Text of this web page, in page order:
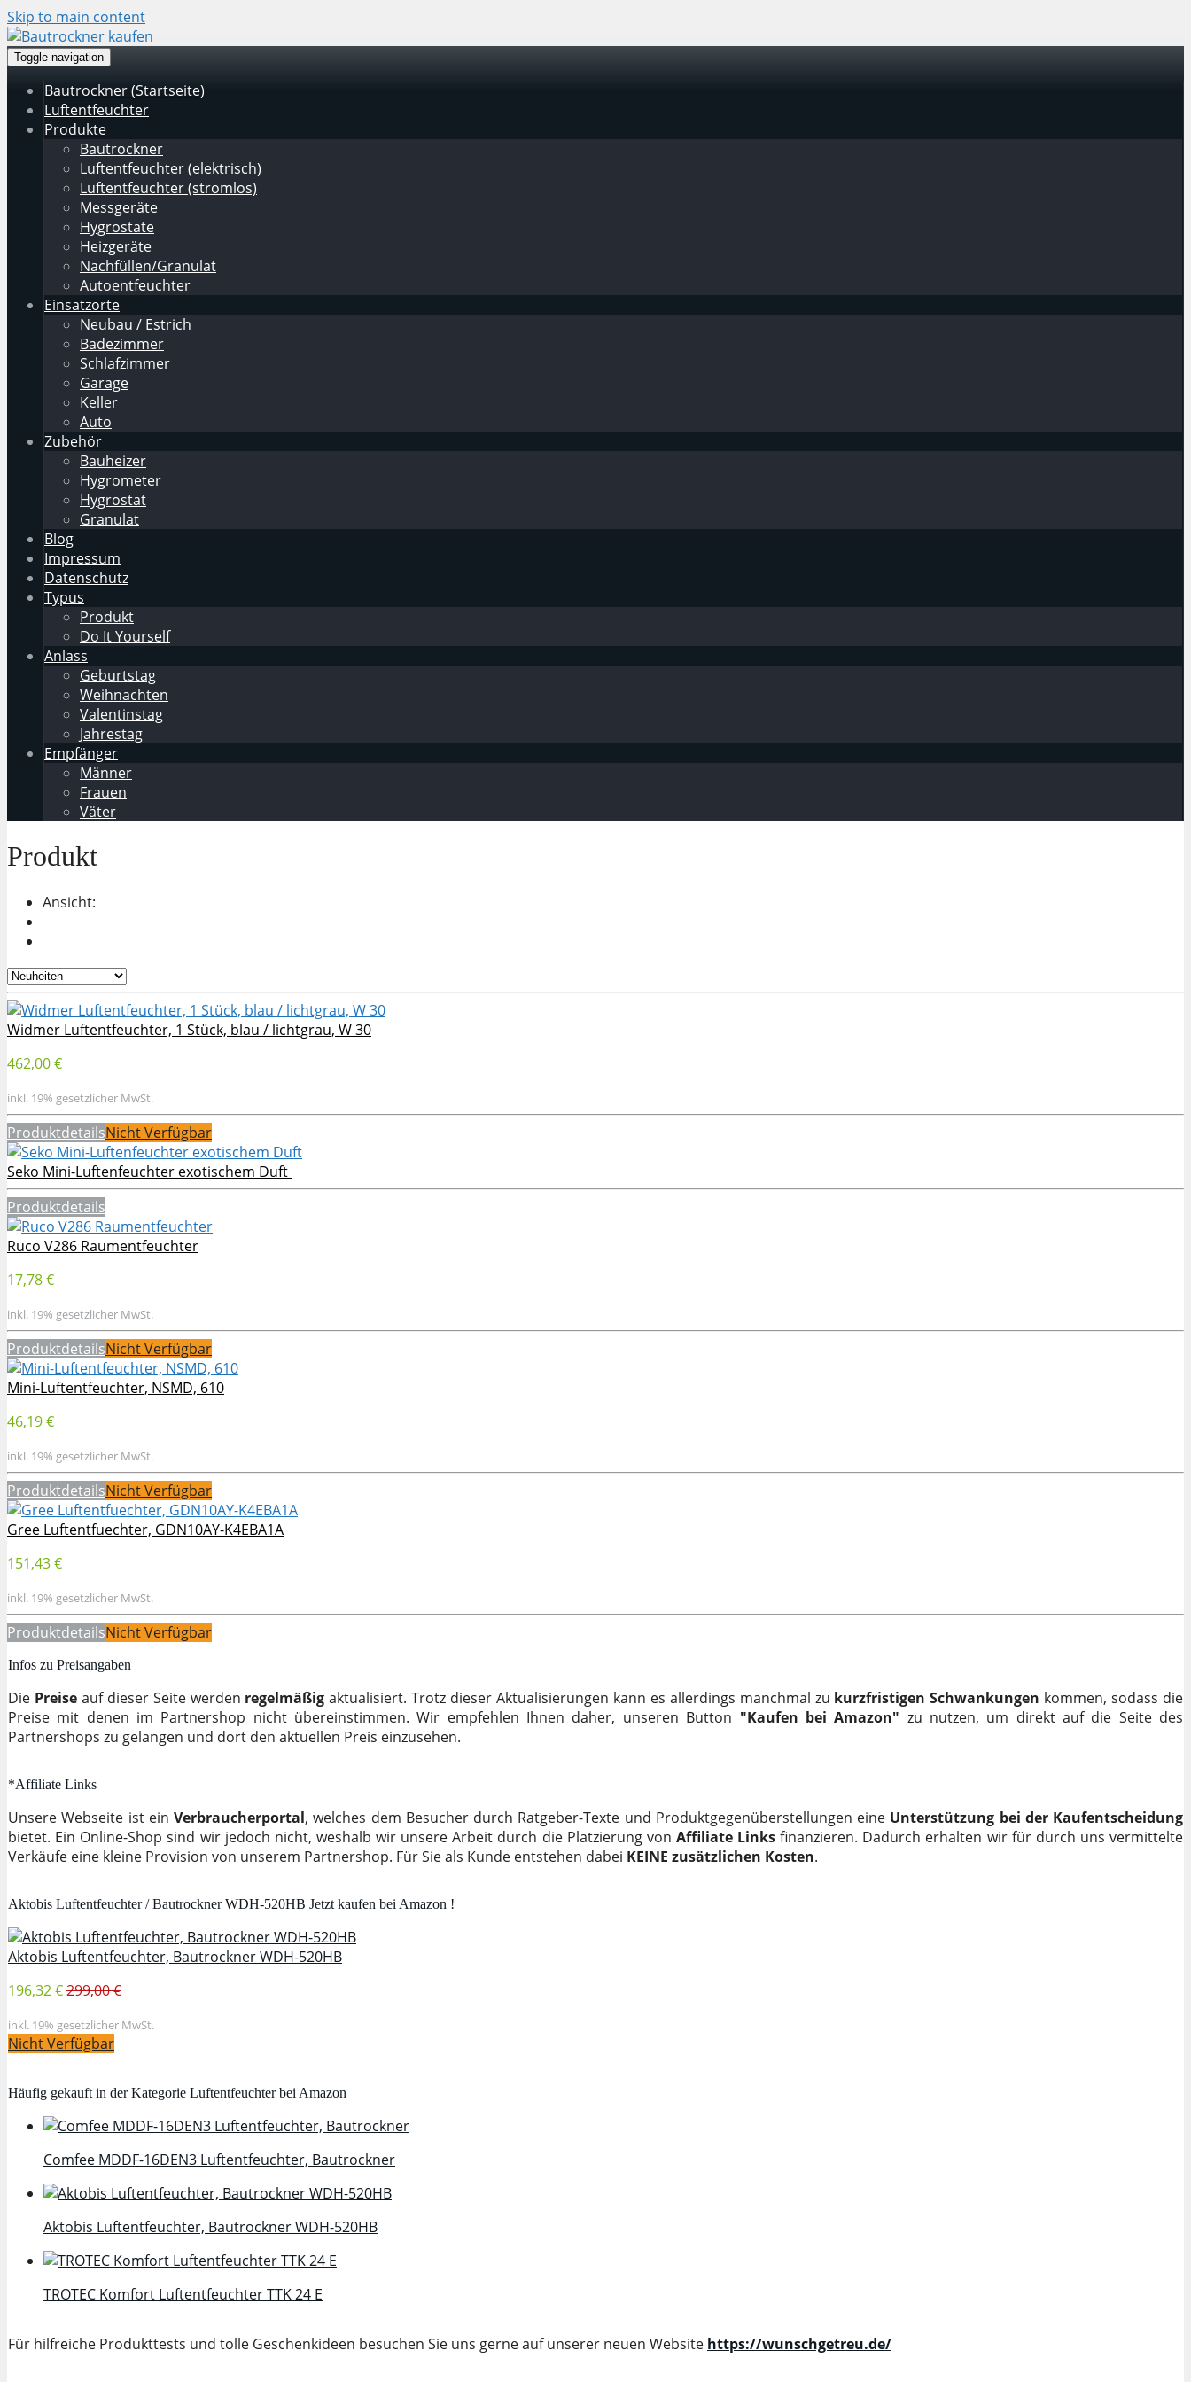
Skip to main content
Toggle navigation
Bautrockner (Startseite)
Luftentfeuchter
Produkte
Bautrockner
Luftentfeuchter (elektrisch)
Luftentfeuchter (stromlos)
Messgeräte
Hygrostate
Heizgeräte
Nachfüllen/Granulat
Autoentfeuchter
Einsatzorte
Neubau / Estrich
Badezimmer
Schlafzimmer
Garage
Keller
Auto
Zubehör
Bauheizer
Hygrometer
Hygrostat
Granulat
Blog
Impressum
Datenschutz
Typus
Produkt
Do It Yourself
Anlass
Geburtstag
Weihnachten
Valentinstag
Jahrestag
Empfänger
Männer
Frauen
Väter
Produkt
Ansicht:
Widmer Luftentfeuchter, 1 Stück, blau / lichtgrau, W 30
462,00 €
inkl. 19% gesetzlicher MwSt.
ProduktdetailsNicht Verfügbar
Seko Mini-Luftenfeuchter exotischem Duft
Produktdetails
Ruco V286 Raumentfeuchter
17,78 €
inkl. 19% gesetzlicher MwSt.
ProduktdetailsNicht Verfügbar
Mini-Luftentfeuchter, NSMD, 610
46,19 €
inkl. 19% gesetzlicher MwSt.
ProduktdetailsNicht Verfügbar
Gree Luftentfuechter, GDN10AY-K4EBA1A
151,43 €
inkl. 19% gesetzlicher MwSt.
ProduktdetailsNicht Verfügbar
Infos zu Preisangaben
Die Preiseauf dieser Seite werden regelmäßig aktualisiert. Trotz dieser Aktualisierungen kann es allerdings manchmal zu kurzfristigen Schwankungen kommen, sodass die
Preise mit denen im Partnershop nicht übereinstimmen. Wir empfehlen Ihnen daher, unseren Button "Kaufen bei Amazon" zu nutzen, um direkt auf die Seite des
Partnershops zu gelangen und dort den aktuellen Preis einzusehen.
*Affiliate Links
Unsere Webseite ist ein Verbraucherportal, welches dem Besucher durch Ratgeber-Texte und Produktgegenüberstellungen eine Unterstützung bei der Kaufentscheidung
bietet. Ein Online-Shop sind wir jedoch nicht, weshalb wir unsere Arbeit durch die Platzierung von Affiliate Links finanzieren. Dadurch erhalten wir für durch uns vermittelte
Verkäufe eine kleine Provision von unserem Partnershop. Für Sie als Kunde entstehen dabei KEINE zusätzlichen Kosten.
Aktobis Luftentfeuchter / Bautrockner WDH-520HB Jetzt kaufen bei Amazon !
Aktobis Luftentfeuchter, Bautrockner WDH-520HB
196,32 €299,00 €
inkl. 19% gesetzlicher MwSt.
Nicht Verfügbar
Häufig gekauft in der Kategorie Luftentfeuchter bei Amazon
Comfee MDDF-16DEN3 Luftentfeuchter, Bautrockner
Aktobis Luftentfeuchter, Bautrockner WDH-520HB
TROTEC Komfort Luftentfeuchter TTK 24 E
Für hilfreiche Produkttests und tolle Geschenkideen besuchen Sie uns gerne auf unserer neuen Website https://wunschgetreu.de/